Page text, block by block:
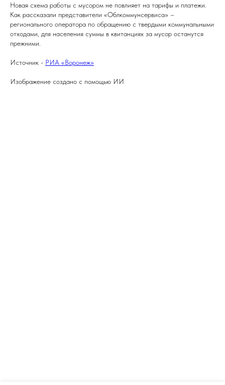
Новая схема работы с мусором не повлияет на тарифы и платежи.
Как рассказали представители «Облкоммунсервиса» –
регионального оператора по обращению с твердыми коммунальными
отходами, для населения суммы в квитанциях за мусор останутся
прежними.
Источник - РИА «Воронеж»
Изображение создано с помощью ИИ